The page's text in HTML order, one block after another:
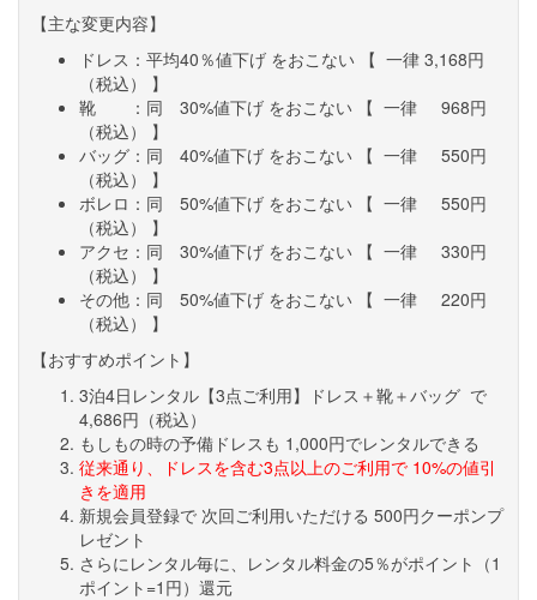
【主な変更内容】
ドレス：平均40％値下げ をおこない 【 一律 3,168円
（税込） 】
靴 ：同 30%値下げ をおこない 【 一律 968円
（税込） 】
バッグ：同 40%値下げ をおこない 【 一律 550円
（税込） 】
ボレロ：同 50%値下げ をおこない 【 一律 550円
（税込） 】
アクセ：同 30%値下げ をおこない 【 一律 330円
（税込） 】
その他：同 50%値下げ をおこない 【 一律 220円
（税込） 】
【おすすめポイント】
3泊4日レンタル【3点ご利用】ドレス＋靴＋バッグ で
4,686円（税込）
もしもの時の予備ドレスも 1,000円でレンタルできる
従来通り、ドレスを含む3点以上のご利用で 10%の値引
きを適用
新規会員登録で 次回ご利用いただける 500円クーポンプ
レゼント
さらにレンタル毎に、レンタル料金の5％がポイント（1
ポイント=1円）還元